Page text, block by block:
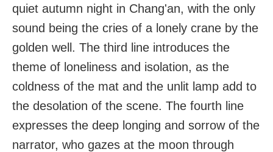
quiet autumn night in Chang'an, with the only
sound being the cries of a lonely crane by the
golden well. The third line introduces the
theme of loneliness and isolation, as the
coldness of the mat and the unlit lamp add to
the desolation of the scene. The fourth line
expresses the deep longing and sorrow of the
narrator, who gazes at the moon through